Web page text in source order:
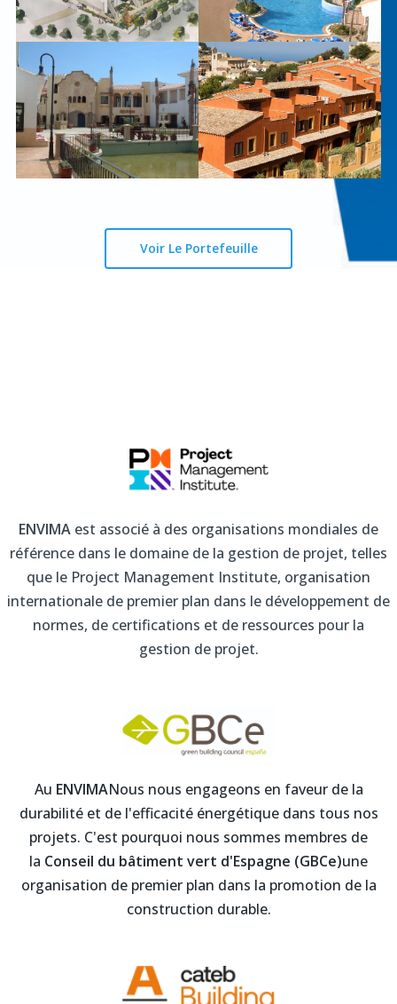
Voir Le Portefeuille
ENVIMA est associé à des organisations mondiales de
référence dans le domaine de la gestion de projet, telles
que le Project Management Institute, organisation
internationale de premier plan dans le développement de
normes, de certifications et de ressources pour la
gestion de projet.
Au ENVIMANous nous engageons en faveur de la
durabilité et de l'efficacité énergétique dans tous nos
projets. C'est pourquoi nous sommes membres de
la Conseil du bâtiment vert d'Espagne (GBCe)une
organisation de premier plan dans la promotion de la
construction durable.